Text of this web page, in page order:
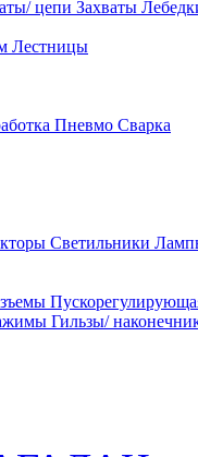
цепи Захваты
Лестницы
Пневмо Сварка
Светильники
Гильзы/